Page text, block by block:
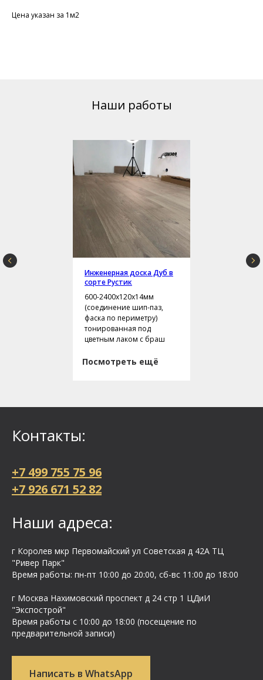
Цена указан за 1м2
Наши работы
Инженерная доска Дуб в
сорте Рустик
600-2400х120х14мм
(соединение шип-паз,
фаска по периметру)
тонированная под
цветным лаком с браш
Посмотреть ещё
Контакты:
+7 499 755 75 96
+7 926 671 52 82
Наши адреса:
г Королев мкр Первомайский ул Cоветская д 42А ТЦ
"Ривер Парк"
Время работы: пн-пт 10:00 до 20:00, сб-вс 11:00 до 18:00
г Москва Нахимовский проспект д 24 стр 1 ЦДиИ
"Экспострой"
Время работы с 10:00 до 18:00 (посещение по
предварительной записи)
Написать в WhatsApp